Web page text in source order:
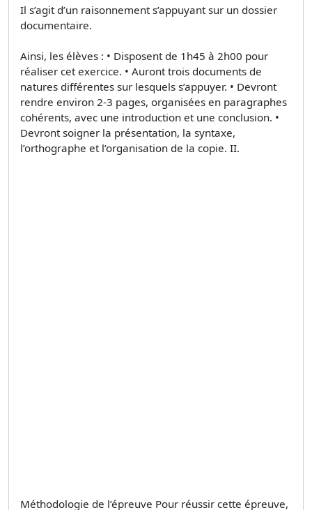
Il s’agit d’un raisonnement s’appuyant sur un dossier
documentaire.
Ainsi, les élèves : • Disposent de 1h45 à 2h00 pour
réaliser cet exercice. • Auront trois documents de
natures différentes sur lesquels s’appuyer. • Devront
rendre environ 2-3 pages, organisées en paragraphes
cohérents, avec une introduction et une conclusion. •
Devront soigner la présentation, la syntaxe,
l’orthographe et l’organisation de la copie. II.
Méthodologie de l’épreuve Pour réussir cette épreuve,